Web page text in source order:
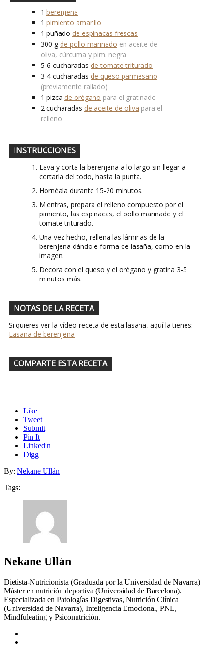
1 berenjena
1 pimiento amarillo
1 puñado de espinacas frescas
300 g de pollo marinado en aceite de
oliva, cúrcuma y pim. negra
5-6 cucharadas de tomate triturado
3-4 cucharadas de queso parmesano
(previamente rallado)
1 pizca de orégano para el gratinado
2 cucharadas de aceite de oliva para el
relleno
INSTRUCCIONES
Lava y corta la berenjena a lo largo sin llegar a
cortarla del todo, hasta la punta.
Hornéala durante 15-20 minutos.
Mientras, prepara el relleno compuesto por el
pimiento, las espinacas, el pollo marinado y el
tomate triturado.
Una vez hecho, rellena las láminas de la
berenjena dándole forma de lasaña, como en la
imagen.
Decora con el queso y el orégano y gratina 3-5
minutos más.
NOTAS DE LA RECETA
Si quieres ver la vídeo-receta de esta lasaña, aquí la tienes:
Lasaña de berenjena
COMPARTE ESTA RECETA
Like
Tweet
Submit
Pin It
Linkedin
Digg
By: Nekane Ullán
Tags:
Nekane Ullán
Dietista-Nutricionista (Graduada por la Universidad de Navarra)
Máster en nutrición deportiva (Universidad de Barcelona).
Especializada en Patologías Digestivas, Nutrición Clínica
(Universidad de Navarra), Inteligencia Emocional, PNL,
Mindfuleating y Psiconutrición.